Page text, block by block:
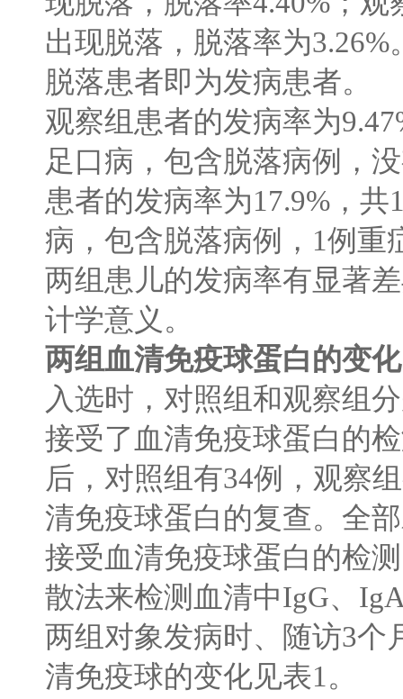
出现脱落，脱落率为3.26%
脱落患者即为发病患者。
观察组患者的发病率为
足口病，包含脱落病例，
患者的发病率为17.9% ，共
病，包含脱落病例， 1例重
两组患儿的发病率有显著
计学意义。
两组血清免疫球蛋白的变化
入选时，对照组和观察组
接受了血清免疫球蛋白的
后，对照组有34例，观察
清免疫球蛋白的复查。全
接受血清免疫球蛋白的检
散法来检测血清中IgG、
两组对象发病时、随访3个
清免疫球的变化见表1 。